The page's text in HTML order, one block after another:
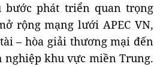
bước phát triển quan trọng
rộng mạng lưới APEC VN,
– hòa giải thương mại đến
nghiệp khu vực miền Trung.